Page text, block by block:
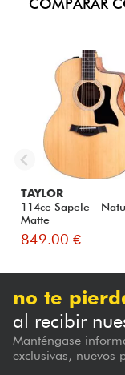
TAYLOR
114ce Sapele -
Matte
849.00 €
no te
al recibir
Manténgase
exclusivas, nuevos